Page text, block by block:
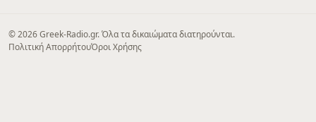
© 2026 Greek-Radio.gr. Όλα τα δικαιώματα διατηρούνται.
Πολιτική ΑπορρήτουΌροι Χρήσης